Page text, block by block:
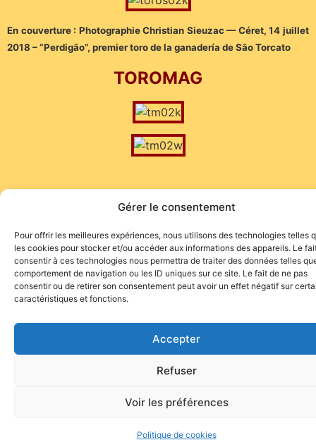
Gérer le consentement
Pour offrir les meilleures expériences, nous utilisons des technologies telles
les cookies pour stocker et/ou accéder aux informations des appareils. Le
consentir à ces technologies nous permettra de traiter des données telles
comportement de navigation ou les ID uniques sur ce site. Le fait de ne pas
consentir ou de retirer son consentement peut avoir un effet négatif sur
caractéristiques et fonctions.
Accepter
Refuser
Voir les préférences
Politique de cookies
En couverture : Photographie Christian Sieuzac — Céret, 14 juillet
2018 – “Perdigão”, premier toro de la ganadería de São Torcato
TOROMAG
Site de l'association TOROFIESTA